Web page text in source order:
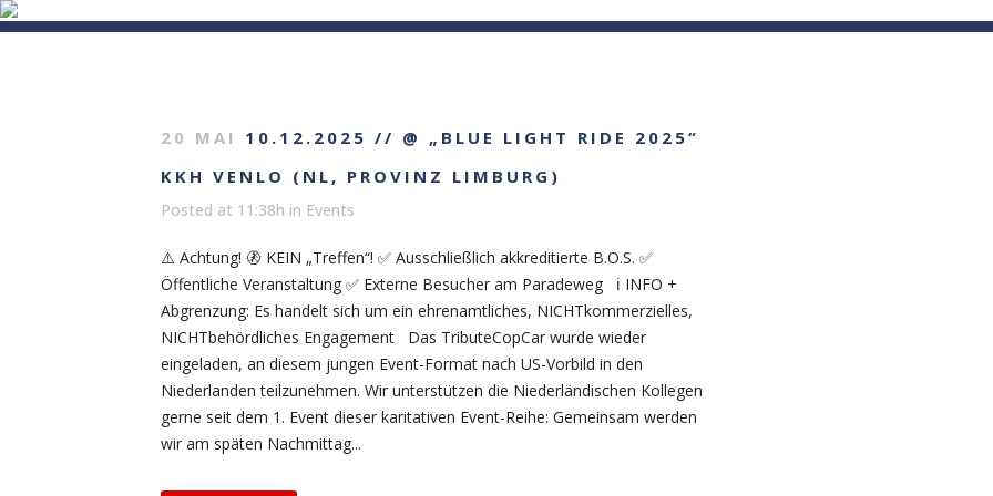
20 MAI
10.12.2025 // @ „BLUE LIGHT RIDE 2025“
KKH VENLO (NL, PROVINZ LIMBURG)
Posted at 11:38h in Events
⚠️ Achtung! 🚷 KEIN „Treffen“! ✅ Ausschließlich akkreditierte B.O.S. ✅
Öffentliche Veranstaltung ✅ Externe Besucher am Paradeweg ℹ INFO +
Abgrenzung: Es handelt sich um ein ehrenamtliches, NICHTkommerzielles,
NICHTbehördliches Engagement Das TributeCopCar wurde wieder
eingeladen, an diesem jungen Event-Format nach US-Vorbild in den
Niederlanden teilzunehmen. Wir unterstützen die Niederländischen Kollegen
gerne seit dem 1. Event dieser karitativen Event-Reihe: Gemeinsam werden
wir am späten Nachmittag...